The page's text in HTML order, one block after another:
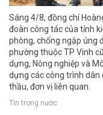
Sáng 4/8, đồng chí
đoàn công tác của tỉnh
phòng, chống ngập úng
phường thuộc TP Vinh
dựng, Nông nghiệp và
dựng các công trình dân
thầu, đơn vị liên quan.
Tin trong nước